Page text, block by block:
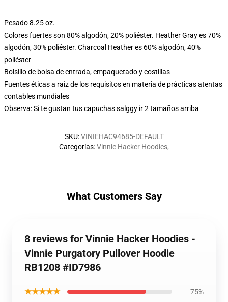
Pesado 8.25 oz.
Colores fuertes son 80% algodón, 20% poliéster. Heather Gray es 70%
algodón, 30% poliéster. Charcoal Heather es 60% algodón, 40%
poliéster
Bolsillo de bolsa de entrada, empaquetado y costillas
Fuentes éticas a raíz de los requisitos en materia de prácticas atentas
contables mundiales
Observa: Si te gustan tus capuchas salggy ir 2 tamaños arriba
SKU:VINIEHAC94685-DEFAULT
Categorías:Vinnie Hacker Hoodies,
What Customers Say
8 reviews for Vinnie Hacker Hoodies -
Vinnie Purgatory Pullover Hoodie
RB1208 #ID7986
★★★★★ 75%